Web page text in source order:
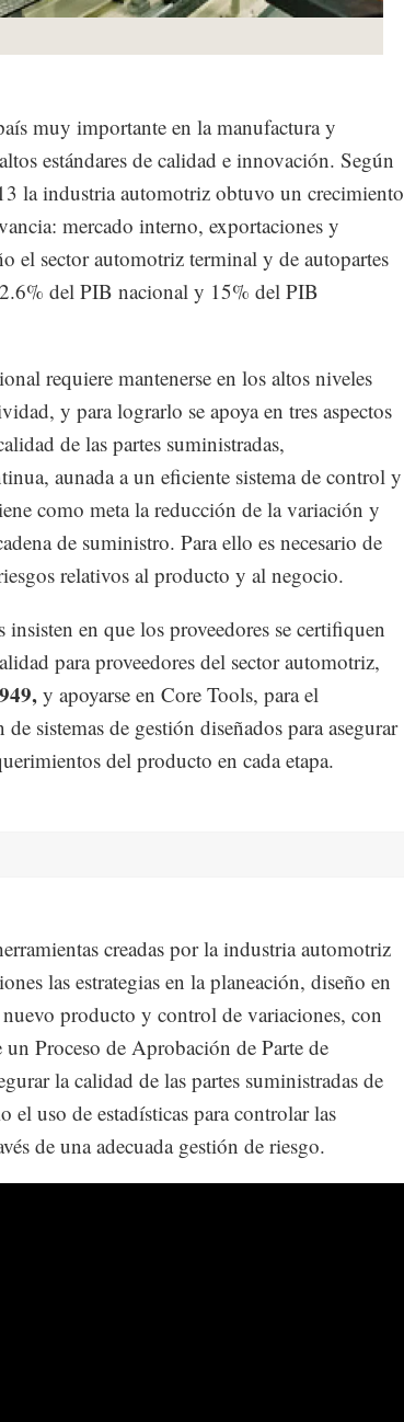
muy importante en la manufactura y
estándares de calidad e innovación. Según
la industria automotriz obtuvo un crecimiento
mercado interno, exportaciones y
el sector automotriz terminal y de autopartes
2.6% del PIB nacional y 15% del PIB
requiere mantenerse en los altos niveles
y para lograrlo se apoya en tres aspectos
de las partes suministradas,
aunada a un eficiente sistema de control y
como meta la reducción de la variación y
de suministro. Para ello es necesario de
relativos al producto y al negocio.
en que los proveedores se certifiquen
para proveedores del sector automotriz,
y apoyarse en Core Tools, para el
sistemas de gestión diseñados para asegurar
del producto en cada etapa.
creadas por la industria automotriz
las estrategias en la planeación, diseño en
producto y control de variaciones, con
Proceso de Aprobación de Parte de
la calidad de las partes suministradas de
el uso de estadísticas para controlar las
de una adecuada gestión de riesgo.